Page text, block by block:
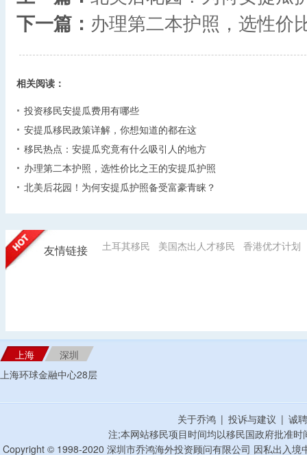
下一篇： 办理第二本护照，选性价
相关阅读：
投资移民安提瓜费用有哪些
安提瓜移民政策详解，你想知道的都在这
移民热点：安提瓜究竟有什么吸引人的地方
办理第二本护照，选性价比之王的安提瓜护照
北美后花园！为何安提瓜护照备受富豪青睐？
友情链接 土耳其移民 美国杰出人才移民 香港优才计划
上海
深圳
上海环球金融中心28层
关于乔鸿 | 投诉与建议 | 诚
注;本网站移民项目时间均以移民国政府批准
Copyright © 1998-2020 深圳市乔鸿海外投资顾问有限公司 因私出入